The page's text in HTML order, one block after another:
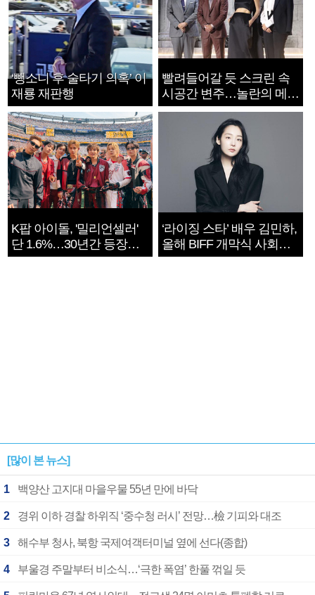
‘뺑소니 후 술타기 의혹’ 이
재룡 재판행
빨려들어갈 듯 스크린 속
시공간 변주…놀란의 메시
지는 ‘전쟁 속죄’
K팝 아이돌, '밀리언셀러'
단 1.6%…30년간 등장
1182개팀 전수조사
‘라이징 스타’ 배우 김민하,
올해 BIFF 개막식 사회자
확정
[많이 본 뉴스]
1 백양산 고지대 마을우물 55년 만에 바닥
2 경위 이하 경찰 하위직 ‘중수청 러시’ 전망…檢 기피와 대조
3 해수부 청사, 북항 국제여객터미널 옆에 선다(종합)
4 부울경 주말부터 비소식…‘극한 폭염’ 한풀 꺾일 듯